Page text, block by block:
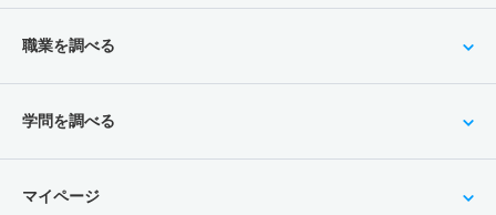
職業を調べる
学問を調べる
マイページ